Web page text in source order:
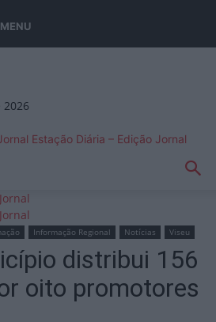
MENU
2026
Estação Diária – Edição Jornal
Informação Regional Notícias Viseu
distribui 156
oito promotores